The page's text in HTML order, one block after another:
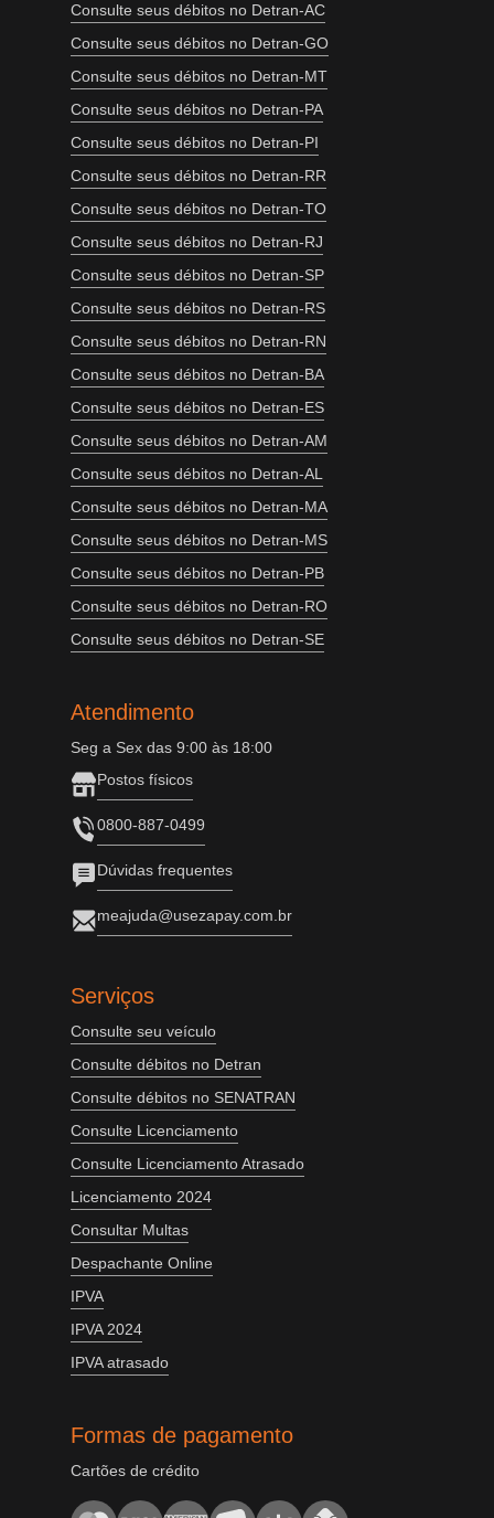
Consulte seus débitos no Detran-AC
Consulte seus débitos no Detran-GO
Consulte seus débitos no Detran-MT
Consulte seus débitos no Detran-PA
Consulte seus débitos no Detran-PI
Consulte seus débitos no Detran-RR
Consulte seus débitos no Detran-TO
Consulte seus débitos no Detran-RJ
Consulte seus débitos no Detran-SP
Consulte seus débitos no Detran-RS
Consulte seus débitos no Detran-RN
Consulte seus débitos no Detran-BA
Consulte seus débitos no Detran-ES
Consulte seus débitos no Detran-AM
Consulte seus débitos no Detran-AL
Consulte seus débitos no Detran-MA
Consulte seus débitos no Detran-MS
Consulte seus débitos no Detran-PB
Consulte seus débitos no Detran-RO
Consulte seus débitos no Detran-SE
Atendimento
Seg a Sex das 9:00 às 18:00
Postos físicos
0800-887-0499
Dúvidas frequentes
meajuda@usezapay.com.br
Serviços
Consulte seu veículo
Consulte débitos no Detran
Consulte débitos no SENATRAN
Consulte Licenciamento
Consulte Licenciamento Atrasado
Licenciamento 2024
Consultar Multas
Despachante Online
IPVA
IPVA 2024
IPVA atrasado
Formas de pagamento
Cartões de crédito